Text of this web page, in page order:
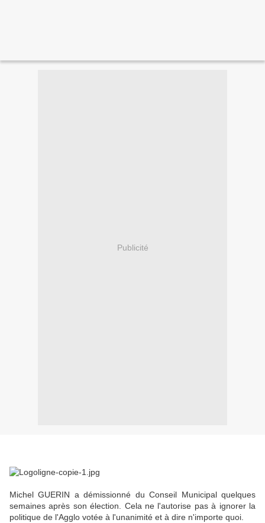
Publicité
Michel GUERIN a démissionné du Conseil Municipal quelques
semaines après son élection. Cela ne l'autorise pas à ignorer la
politique de l'Agglo votée à l'unanimité et à dire n'importe quoi.